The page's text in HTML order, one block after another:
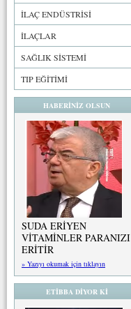
İLAÇ ENDÜSTRİSİ
İLAÇLAR
SAĞLIK SİSTEMİ
TIP EĞİTİMİ
HABERİNİZ OLSUN
SUDA ERİYEN
VİTAMİNLER PARANIZI
ERİTİR
» Yazıyı okumak için tıklayın
ETİBBA DİYOR Kİ